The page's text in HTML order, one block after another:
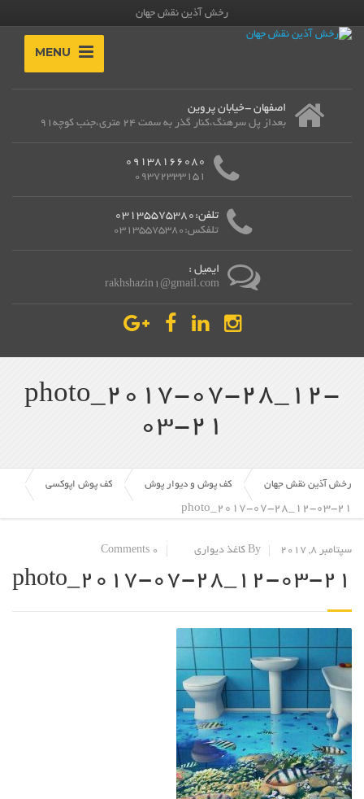
رخش آذین نقش جهان
MENU
اصفهان -خیابان پروین
بعداز پل سرهنگ،کنار گذر به سمت 24 متری،جنب کوچه91
09138166080
09372333151
تلفن:03135575380
تلفکس:03135575380
ایمیل :
rakhshazin1@gmail.com
photo_2017-07-28_12-
03-21
رخش آذین نقش جهان کف پوش و دیوار پوش کف پوش اپوکسی
photo_2017-07-28_12-03-21
سپتامبر 8, 2017 By کاغذ دیواری 0 Comments
photo_2017-07-28_12-03-21